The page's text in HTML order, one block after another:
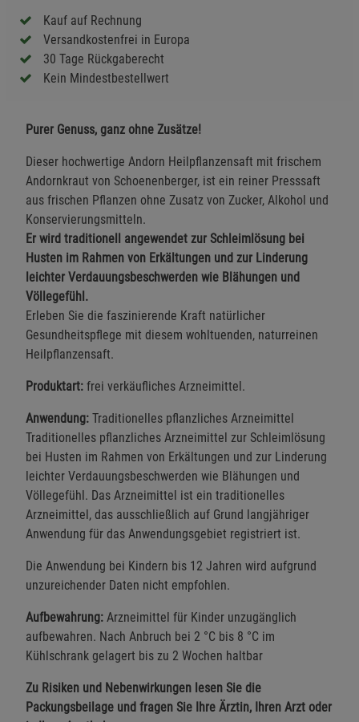
Kauf auf Rechnung
Versandkostenfrei in Europa
30 Tage Rückgaberecht
Kein Mindestbestellwert
Purer Genuss, ganz ohne Zusätze!
Dieser hochwertige Andorn Heilpflanzensaft mit frischem
Andornkraut von Schoenenberger, ist ein reiner Presssaft
aus frischen Pflanzen ohne Zusatz von Zucker, Alkohol und
Konservierungsmitteln.
Er wird traditionell angewendet zur Schleimlösung bei
Husten im Rahmen von Erkältungen und zur Linderung
leichter Verdauungsbeschwerden wie Blähungen und
Völlegefühl.
Erleben Sie die faszinierende Kraft natürlicher
Gesundheitspflege mit diesem wohltuenden, naturreinen
Heilpflanzensaft.
Produktart: frei verkäufliches Arzneimittel.
Anwendung: Traditionelles pflanzliches Arzneimittel
Traditionelles pflanzliches Arzneimittel zur Schleimlösung
bei Husten im Rahmen von Erkältungen und zur Linderung
leichter Verdauungsbeschwerden wie Blähungen und
Völlegefühl. Das Arzneimittel ist ein traditionelles
Arzneimittel, das ausschließlich auf Grund langjähriger
Anwendung für das Anwendungsgebiet registriert ist.
Die Anwendung bei Kindern bis 12 Jahren wird aufgrund
unzureichender Daten nicht empfohlen.
Aufbewahrung: Arzneimittel für Kinder unzugänglich
aufbewahren. Nach Anbruch bei 2 °C bis 8 °C im
Kühlschrank gelagert bis zu 2 Wochen haltbar
Zu Risiken und Nebenwirkungen lesen Sie die
Packungsbeilage und fragen Sie Ihre Ärztin, Ihren Arzt oder